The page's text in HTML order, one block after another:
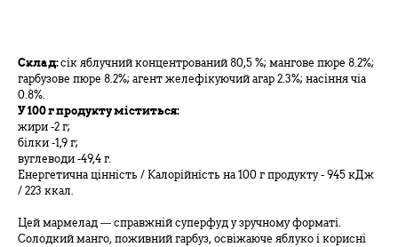
Склад:сік яблучний концентрований 80,5 %; мангове пюре 8.2%;
гарбузове пюре 8.2%; агент желефікуючий агар 2.3%; насіння чіа
0.8%.
У 100 г продукту міститься:
жири -2 г;
білки -1,9 г;
вуглеводи -49,4 г.
Енергетична цінність / Калорійність на 100 г продукту - 945 кДж
/ 223 ккал.
Цей мармелад — справжній суперфуд у зручному форматі.
Солодкий манго, поживний гарбуз, освіжаюче яблуко і корисні